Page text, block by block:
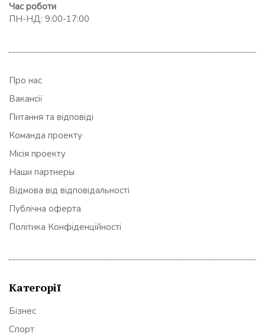
Час роботи
ПН-НД: 9:00-17:00
Про нас
Вакансії
Питання та відповіді
Команда проекту
Місія проекту
Наши партнеры
Відмова від відповідальності
Публічна оферта
Політика Конфіденційності
Категорії
Бізнес
Спорт